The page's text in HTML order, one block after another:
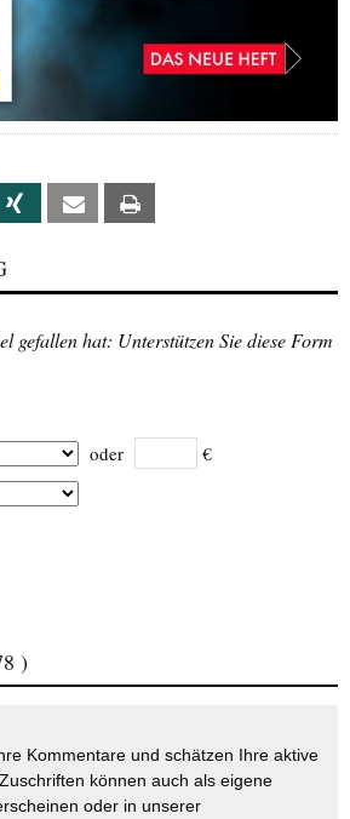
Xing Email
gefallen hat: Unterstützen Sie diese Form
oder €
)
Kommentare und schätzen Ihre aktive
können auch als eigene
oder in unserer